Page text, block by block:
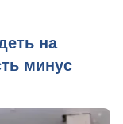
на
минус